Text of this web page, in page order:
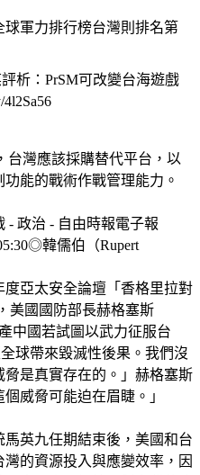
析：PrSM可改變台海遊戲
台灣應該採購替代平台，以
能的戰術作戰管理能力。
- 政治 - 自由時報電子報
韓儒伯（Rupert
亞太安全論壇「香格里拉對
美國國防部長赫格塞斯
中國若試圖以武力征服台
球帶來毀滅性後果。我們沒
是真實存在的。」赫格塞斯
威脅可能迫在眉睫。」
英九任期結束後，美國和台
的資源投入與應變效率，因